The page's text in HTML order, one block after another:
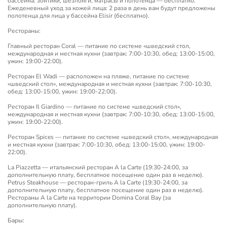
Ежеденевный уход за кожей лица: 2 раза в день вам будут предложены
полотенца для лица у бассейна Elisir (бесплатно).
Рестораны:
Главный ресторан Coral — питание по системе «шведский стол,
международная и местная кухни (завтрак: 7:00-10:30, обед: 13:00-15:00,
ужин: 19:00-22:00).
Ресторан El Wadi — расположен на пляже, питание по системе
«шведский стол», международная и местная кухни (завтрак: 7:00-10:30,
обед: 13:00-15:00, ужин: 19:00-22:00).
Ресторан Il Giardino — питание по системе «шведский стол»,
международная и местная кухни (завтрак: 7:00-10:30, обед: 13:00-15:00,
ужин: 19:00-22:00).
Ресторан Spices — питание по системе «шведский стол», международная
и местная кухни (завтрак: 7:00-10:30, обед: 13:00-15:00, ужин: 19:00-
22:00).
La Piazzetta — итальянский ресторан A la Carte (19:30-24:00, за
дополнительную плату, бесплатное посещение один раз в неделю).
Petrus Steakhouse — ресторан-гриль A la Carte (19:30-24:00, за
дополнительную плату, бесплатное посещение один раз в неделю).
Рестораны A la Carte на территории Domina Coral Bay (за
дополнительную плату).
Бары: